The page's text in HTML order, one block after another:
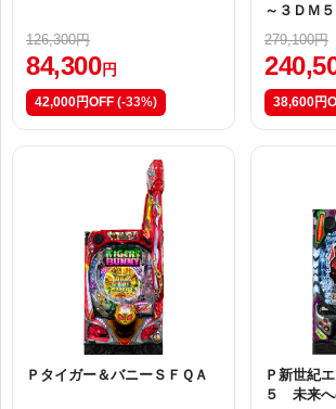
126,300円
84,300 円
42,000円OFF (-33%)
～３ＤＭ
279,100円
38,600円
Ｐタイガー＆バニーＳＦＱＡ
Ｐ新世紀
５ 未来へ